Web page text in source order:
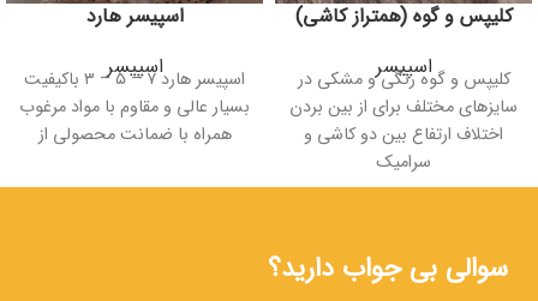
کلیپس و گوه (همتراز کاشی)
اسپیسر
کلیپس و گوه رنگی و مشکی در
سایزهای مختلف برای از بین بردن
اختلاف ارتفاع بین دو کاشی و
سرامیک
اسپیسر هارد
اسپیسر
اسپیسر هارد ۷ – ۵ – ۳ باکیفیت
بسیار عالی و مقاوم با مواد مرغوب
همراه با ضمانت محصولی از
سوالی بی جواب دارید؟